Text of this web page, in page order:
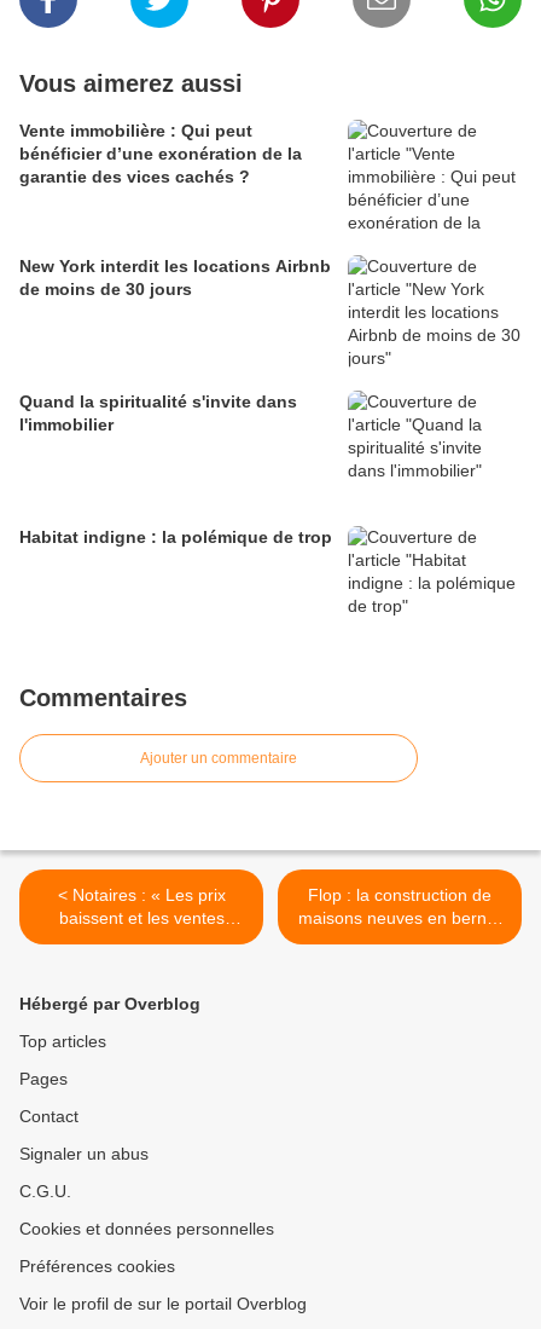
Vous aimerez aussi
Vente immobilière : Qui peut
bénéficier d’une exonération de la
garantie des vices cachés ?
New York interdit les locations Airbnb
de moins de 30 jours
Quand la spiritualité s'invite dans
l'immobilier
Habitat indigne : la polémique de trop
Commentaires
Ajouter un commentaire
< Notaires : « Les prix
baissent et les ventes
remontent »
Flop : la construction de
maisons neuves en berne.
>
Hébergé par Overblog
Top articles
Pages
Contact
Signaler un abus
C.G.U.
Cookies et données personnelles
Préférences cookies
Voir le profil de sur le portail Overblog